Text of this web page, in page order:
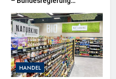
Wirtschaftskrise
HANDEL